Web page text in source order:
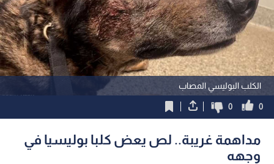
الكلب البوليسي المصاب
0
0
مداهمة غريبة.. لص يعض كلبا بوليسيا في
وجهه